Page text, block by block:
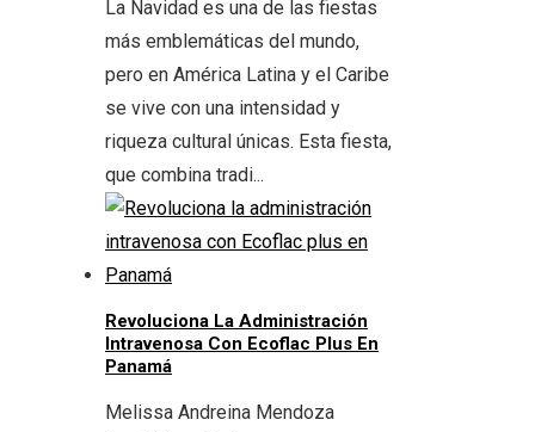
La Navidad es una de las fiestas
más emblemáticas del mundo,
pero en América Latina y el Caribe
se vive con una intensidad y
riqueza cultural únicas. Esta fiesta,
que combina tradi...
Revoluciona La Administración
Intravenosa Con Ecoflac Plus En
Panamá
Melissa Andreina Mendoza